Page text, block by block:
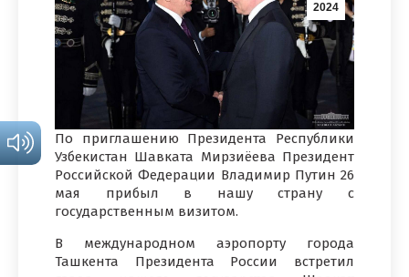
2024
По приглашению Президента Республики
Узбекистан Шавката Мирзиёева Президент
Российской Федерации Владимир Путин 26
мая прибыл в нашу страну с
государственным визитом.
В международном аэропорту города
Ташкента Президента России встретил